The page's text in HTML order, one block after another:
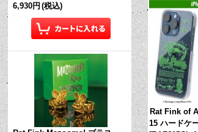
6,930円 (税込)
Rat Fink of
15 ハードケ